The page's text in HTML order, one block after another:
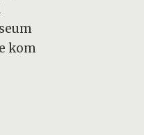
kom